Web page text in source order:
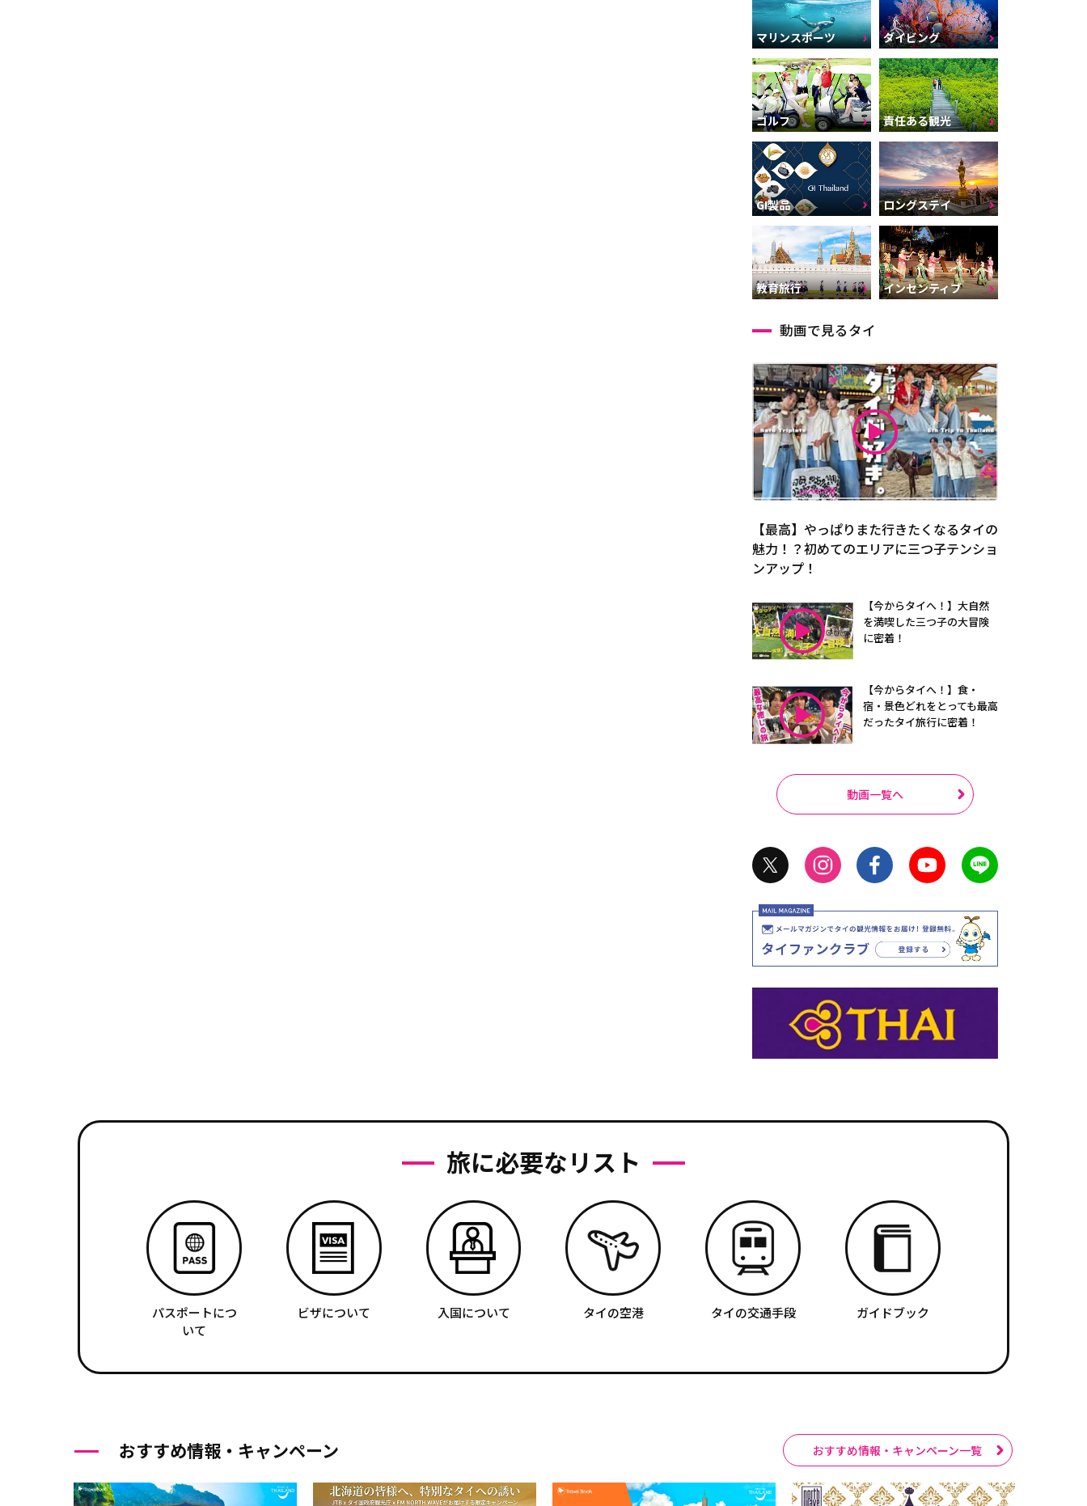
マリンスポーツ ダイビング
ゴルフ 責任ある観光
GI製品 ロングステイ
教育旅行 インセンティブ
動画で見るタイ
【最高】やっぱりまた行きたくなるタイの
魅力！？初めてのエリアに三つ子テンショ
ンアップ！
【今からタイへ！】大自然
を満喫した三つ子の大冒険
に密着！
【今からタイへ！】食・
宿・景色どれをとっても最高
だったタイ旅行に密着！
動画一覧へ
旅に必要なリスト
パスポートにつ
いて
ビザについて 入国について タイの空港 タイの交通手段 ガイドブック
おすすめ情報・キャンペーン おすすめ情報・キャンペーン一覧